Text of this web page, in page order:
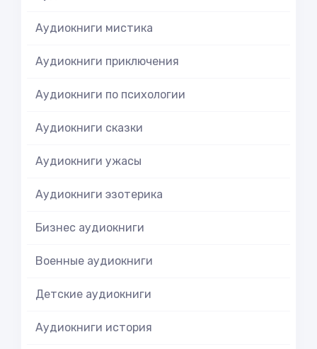
Аудиокниги мистика
Аудиокниги приключения
Аудиокниги по психологии
Аудиокниги сказки
Аудиокниги ужасы
Аудиокниги эзотерика
Бизнес аудиокниги
Военные аудиокниги
Детские аудиокниги
Аудиокниги история